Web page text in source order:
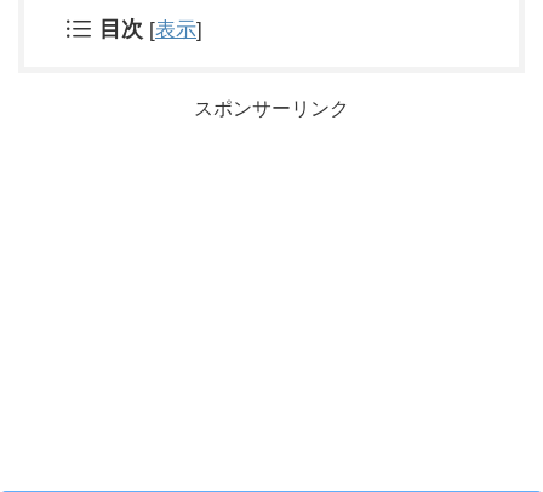
目次 [表示]
スポンサーリンク